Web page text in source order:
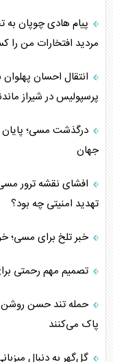
پیام هادی چوپان
مردید افتخارات من را
انتقال احسان
پرسپولیس در شیراز
جهان
افشای نقشه ترور
تهدید امنیتی چه بود؟
خبر تلخ برای
تصمیم مهم رحمتی
حمله تند حسن روشن
پاک می‌کنند
گل‌گهر به دنبال